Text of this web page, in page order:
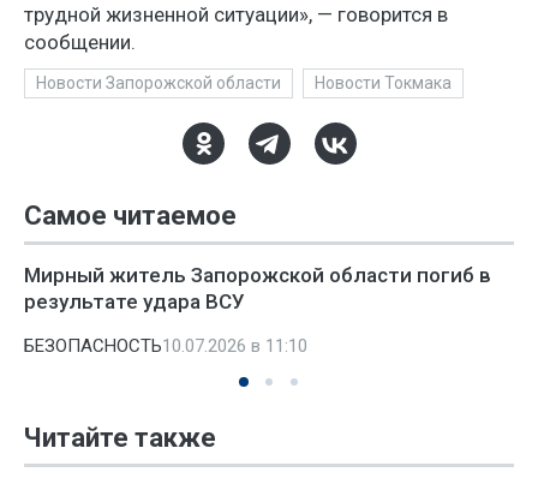
трудной жизненной ситуации», — говорится в
сообщении.
Новости Запорожской области Новости Токмака
Самое читаемое
Мирный житель Запорожской области погиб в
результате удара ВСУ
БЕЗОПАСНОСТЬ10.07.2026 в 11:10
Читайте также